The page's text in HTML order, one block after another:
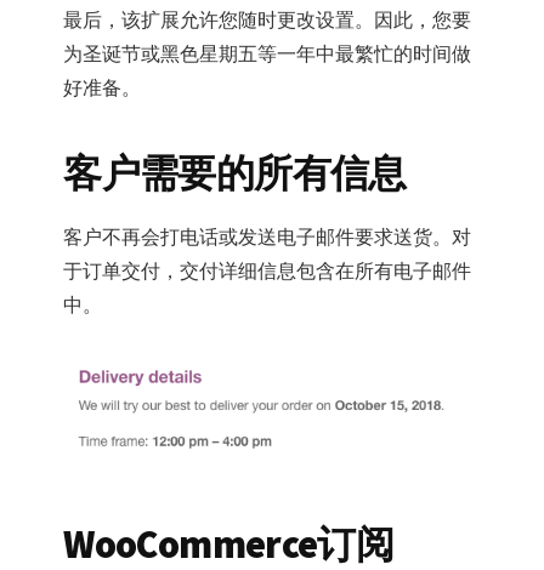
最后，该扩展允许您随时更改设置。因此，您要
为圣诞节或黑色星期五等一年中最繁忙的时间做
好准备。
客户需要的所有信息
客户不再会打电话或发送电子邮件要求送货。对
于订单交付，交付详细信息包含在所有电子邮件
中。
WooCommerce订阅